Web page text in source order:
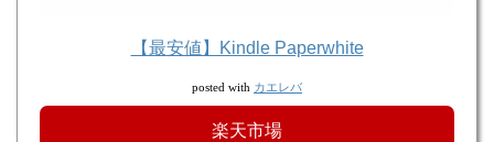
【最安値】Kindle Paperwhite
posted with カエレバ
楽天市場